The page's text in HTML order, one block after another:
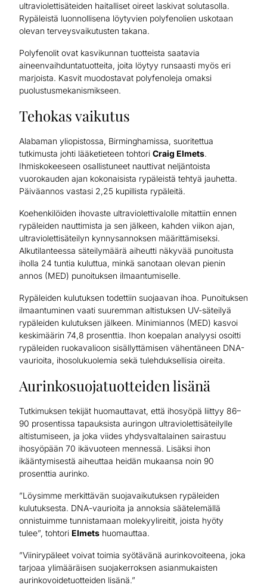
ultraviolettisäteiden haitalliset oireet laskivat solutasolla.
Rypäleistä luonnollisena löytyvien polyfenolien uskotaan
olevan terveysvaikutusten takana.
Polyfenolit ovat kasvikunnan tuotteista saatavia
aineenvaihduntatuotteita, joita löytyy runsaasti myös eri
marjoista. Kasvit muodostavat polyfenoleja omaksi
puolustusmekanismikseen.
Tehokas vaikutus
Alabaman yliopistossa, Birminghamissa, suoritettua
tutkimusta johti lääketieteen tohtori Craig Elmets.
Ihmiskokeeseen osallistuneet nauttivat neljäntoista
vuorokauden ajan kokonaisista rypäleistä tehtyä jauhetta.
Päiväannos vastasi 2,25 kupillista rypäleitä.
Koehenkilöiden ihovaste ultraviolettivalolle mitattiin ennen
rypäleiden nauttimista ja sen jälkeen, kahden viikon ajan,
ultraviolettisäteilyn kynnysannoksen määrittämiseksi.
Alkutilanteessa säteilymäärä aiheutti näkyvää punoitusta
iholla 24 tuntia kuluttua, minkä sanotaan olevan pienin
annos (MED) punoituksen ilmaantumiselle.
Rypäleiden kulutuksen todettiin suojaavan ihoa. Punoituksen
ilmaantuminen vaati suuremman altistuksen UV-säteilyä
rypäleiden kulutuksen jälkeen. Minimiannos (MED) kasvoi
keskimäärin 74,8 prosenttia. Ihon koepalan analyysi osoitti
rypäleiden ruokavalioon sisällyttämisen vähentäneen DNA-
vaurioita, ihosolukuolemia sekä tulehduksellisia oireita.
Aurinkosuojatuotteiden lisänä
Tutkimuksen tekijät huomauttavat, että ihosyöpä liittyy 86–
90 prosentissa tapauksista auringon ultraviolettisäteilylle
altistumiseen, ja joka viides yhdysvaltalainen sairastuu
ihosyöpään 70 ikävuoteen mennessä. Lisäksi ihon
ikääntymisestä aiheuttaa heidän mukaansa noin 90
prosenttia aurinko.
”Löysimme merkittävän suojavaikutuksen rypäleiden
kulutuksesta. DNA-vaurioita ja annoksia säätelemällä
onnistuimme tunnistamaan molekyylireitit, joista hyöty
tulee”, tohtori Elmets huomauttaa.
”Viinirypäleet voivat toimia syötävänä aurinkovoiteena, joka
tarjoaa ylimääräisen suojakerroksen asianmukaisten
aurinkovoidetuotteiden lisänä.”